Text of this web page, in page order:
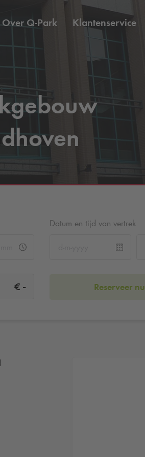
Over Q-Park Klantenservice
Datum en tijd van vertrek
€ - Reserveer nu